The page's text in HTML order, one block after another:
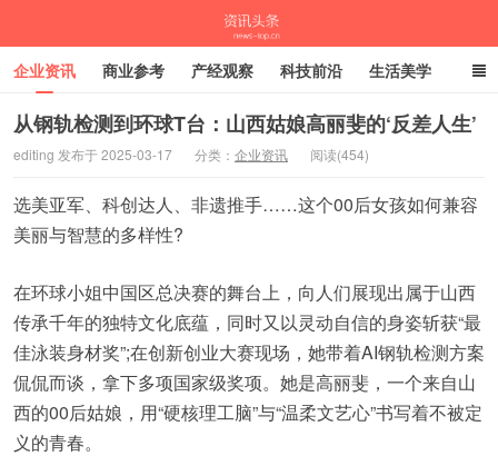
企业资讯 商业参考 产经观察 科技前沿 生活美学
时尚潮流 母婴亲子 专栏
从钢轨检测到环球T台：山西姑娘高丽斐的‘反差人生’
editing 发布于 2025-03-17 分类： 企业资讯 阅读(454)
选美亚军、科创达人、非遗推手……这个00后女孩如何兼容
美丽与智慧的多样性?
在环球小姐中国区总决赛的舞台上，向人们展现出属于山西
传承千年的独特文化底蕴，同时又以灵动自信的身姿斩获“最
佳泳装身材奖”;在创新创业大赛现场，她带着AI钢轨检测方案
侃侃而谈，拿下多项国家级奖项。她是高丽斐，一个来自山
西的00后姑娘，用“硬核理工脑”与“温柔文艺心”书写着不被定
义的青春。